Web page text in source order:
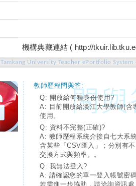
機構典藏連結 ( http://
Tamkang University Teacher ePortfolio
教師歷程問與答:
Q: 開放給何種身份使用?
A: 目前開放給淡江大學教師(含
使用。
Q: 資料不完整(正確)?
A: 教師歷程系統介接自七大系
含某些「CSV匯入」；分別有
交換方式與頻率。。
Q: 我無法登入?
A: 請確認您的單一登入帳號密碼
若需進一步協助，請洽詢資訊處